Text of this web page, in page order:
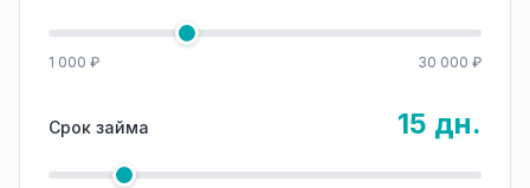
1 000 ₽ 30 000 ₽
Срок займа 15 дн.